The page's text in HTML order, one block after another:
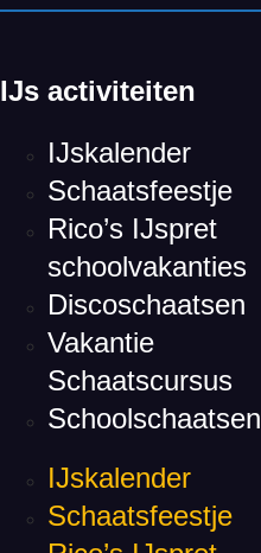
IJs activiteiten​
IJskalender
Schaatsfeestje
Rico’s IJspret
schoolvakanties
Discoschaatsen
Vakantie
Schaatscursus
Schoolschaatsen
IJskalender
Schaatsfeestje